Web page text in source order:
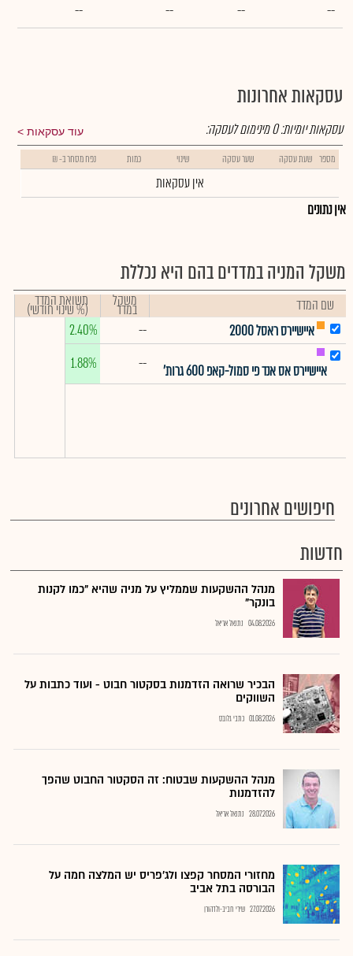
--
--
--
--
עסקאות אחרונות
עוד עסקאות עסקאות יומיות:0מינימום לעסקה:
מספר שעת עסקה שער עסקה שינוי כמות נפח מסחר ב- ₪
אין עסקאות
אין נתונים
משקל המניה במדדים בהם היא נכללת
שם המדד משקל
במדד תשואת המדד
(% שינוי חודשי)
איישיירס ראסל 2000
--
2.40%
איישיירס אס אנד פי סמול-קאפ 600 גרות' --
1.88%
חיפושים אחרונים
חדשות
מנהל ההשקעות שממליץ על מניה שהיא "כמו לקנות
בונקר"
04.08.2026 נתנאל אריאל
הבכיר שרואה הזדמנות בסקטור חבוט - ועוד כתבות על
השווקים
01.08.2026 כתבי גלובס
מנהל ההשקעות שבטוח: זה הסקטור החבוט שהפך
להזדמנות
28.07.2026 נתנאל אריאל
מחזורי המסחר קפצו ולג'פריס יש המלצה חמה על
הבורסה בתל אביב
27.07.2026 שירי חביב-ולדהורן